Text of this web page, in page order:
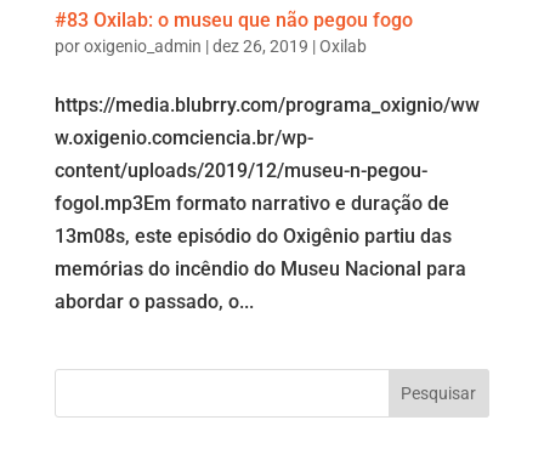
#83 Oxilab: o museu que não pegou fogo
poroxigenio_admin |dez 26, 2019 |Oxilab
https://media.blubrry.com/programa_oxignio/ww
w.oxigenio.comciencia.br/wp-
content/uploads/2019/12/museu-n-pegou-
fogol.mp3Em formato narrativo e duração de
13m08s, este episódio do Oxigênio partiu das
memórias do incêndio do Museu Nacional para
abordar o passado, o...